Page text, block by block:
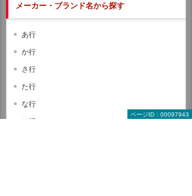
ページID：00097943
メーカー・ブランド名から探す
あ行
か行
さ行
た行
な行
は行